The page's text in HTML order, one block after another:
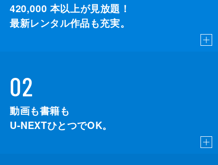
420,000 本以上が見放題！
最新レンタル作品も充実。
02
動画も書籍も
U-NEXTひとつでOK。